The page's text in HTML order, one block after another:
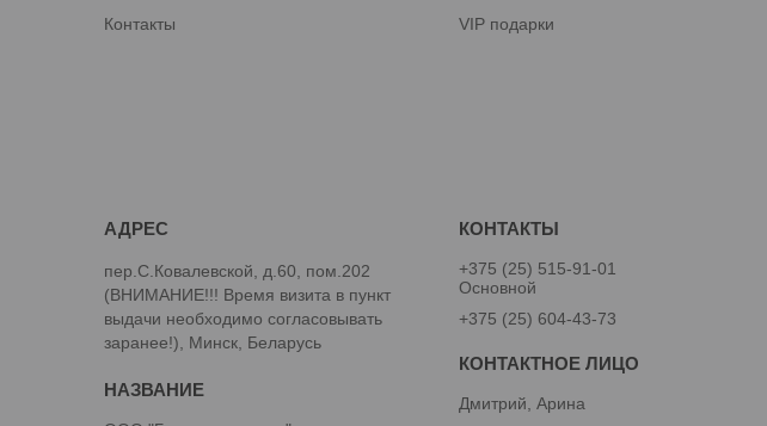
Контакты
VIP подарки
пер.С.Ковалевской, д.60, пом.202
(ВНИМАНИЕ!!! Время визита в пункт
выдачи необходимо согласовывать
заранее!), Минск, Беларусь
+375 (25) 515-91-01
Основной
+375 (25) 604-43-73
Дмитрий, Арина